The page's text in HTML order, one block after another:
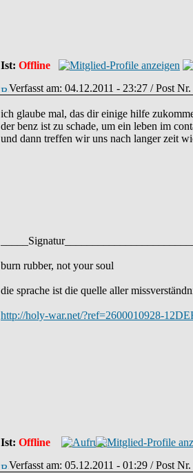
Ist: Offline
Verfasst am: 04.12.2011 - 23:27 / Post
ich glaube mal, das dir einige hilfe
der benz ist zu schade, um ein leben im
und dann treffen wir uns nach langer zeit
burn rubber, not your soul
die sprache ist die quelle aller
http://holy-war.net/?ref=2600010928-
Ist: Offline
Verfasst am: 05.12.2011 - 01:29 / Post